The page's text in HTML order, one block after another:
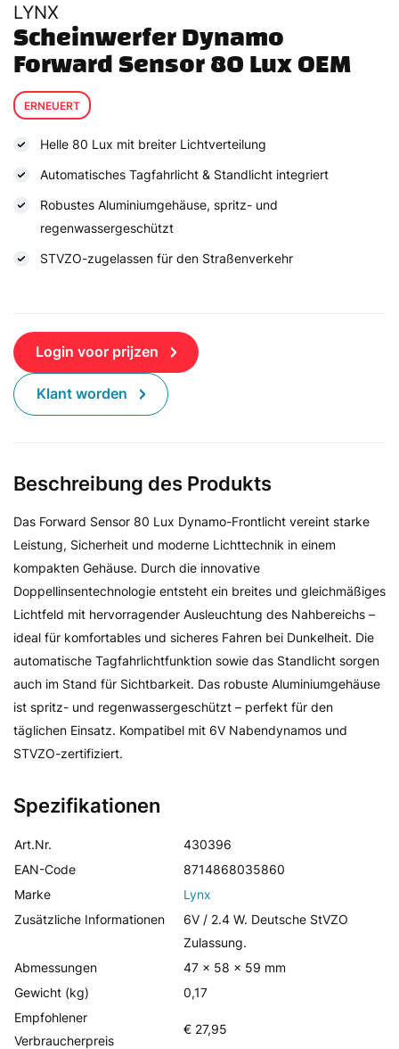
LYNX
Scheinwerfer Dynamo
Forward Sensor 80 Lux OEM
ERNEUERT
Helle 80 Lux mit breiter Lichtverteilung
Automatisches Tagfahrlicht & Standlicht integriert
Robustes Aluminiumgehäuse, spritz- und
regenwassergeschützt
STVZO-zugelassen für den Straßenverkehr
Login voor prijzen
Klant worden
Spezifikationen
Art.Nr.
430396
EAN-Code
8714868035860
Marke
Lynx
Zusätzliche Informationen
6V / 2.4 W. Deutsche StVZO
Zulassung.
Abmessungen
47 x 58 x 59 mm
Gewicht (kg)
0,17
Empfohlener
Verbraucherpreis
€ 27,95
Beschreibung des Produkts
Das Forward Sensor 80 Lux Dynamo-Frontlicht vereint starke
Leistung, Sicherheit und moderne Lichttechnik in einem
kompakten Gehäuse. Durch die innovative
Doppellinsentechnologie entsteht ein breites und gleichmäßiges
Lichtfeld mit hervorragender Ausleuchtung des Nahbereichs –
ideal für komfortables und sicheres Fahren bei Dunkelheit. Die
automatische Tagfahrlichtfunktion sowie das Standlicht sorgen
auch im Stand für Sichtbarkeit. Das robuste Aluminiumgehäuse
ist spritz- und regenwassergeschützt – perfekt für den
täglichen Einsatz. Kompatibel mit 6V Nabendynamos und
STVZO-zertifiziert.